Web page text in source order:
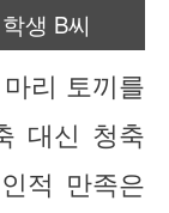
생 B씨
리 토끼를
대신 청축
적 만족은